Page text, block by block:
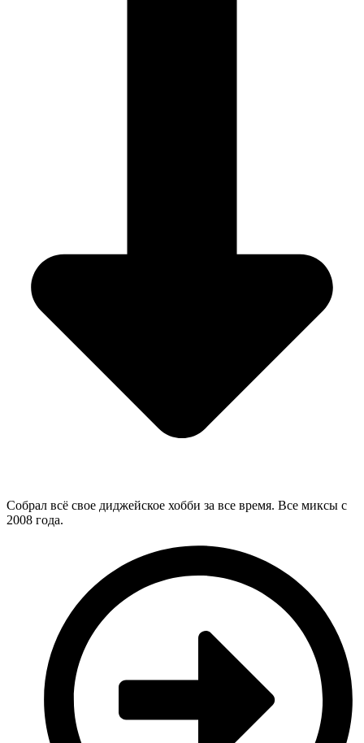
Собрал всё свое диджейское хобби за все время. Все миксы с
2008 года.